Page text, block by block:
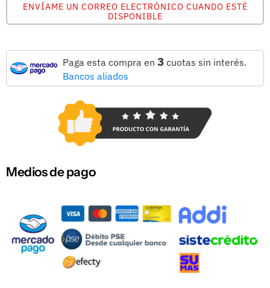
ENVÍAME UN CORREO ELECTRÓNICO CUANDO ESTÉ
DISPONIBLE
Paga esta compra en 3 cuotas sin interés.
Bancos aliados
Medios de pago